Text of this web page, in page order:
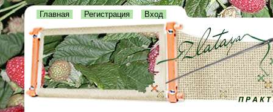
Главная Регистрация Вход